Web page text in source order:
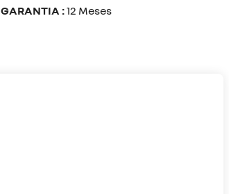
GARANTIA :12 Meses